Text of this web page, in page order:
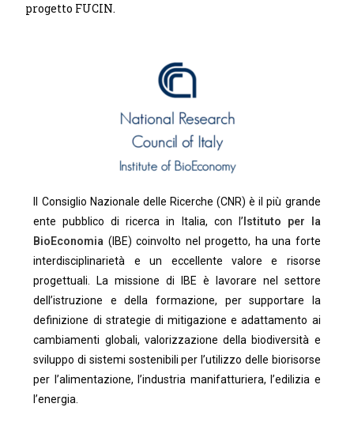
progetto FUCIN.
Il Consiglio Nazionale delle Ricerche (CNR) è il più grande
ente pubblico di ricerca in Italia, con l’ Istituto per la
BioEconomia (IBE) coinvolto nel progetto, ha una forte
interdisciplinarietà e un eccellente valore e risorse
progettuali. La missione di IBE è lavorare nel settore
dell’istruzione e della formazione, per supportare la
definizione di strategie di mitigazione e adattamento ai
cambiamenti globali, valorizzazione della biodiversità e
sviluppo di sistemi sostenibili per l’utilizzo delle biorisorse
per l’alimentazione, l’industria manifatturiera, l’edilizia e
l’energia.